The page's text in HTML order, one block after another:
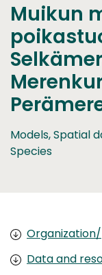
Muikun
Models, Spatial
Species
Data and